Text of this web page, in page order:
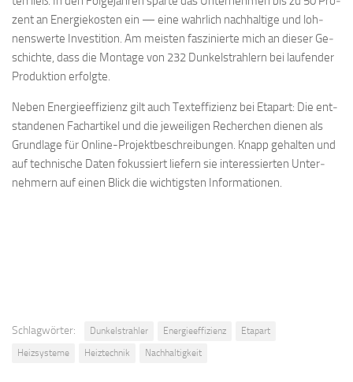
zent an En­er­gie­kos­ten ein — eine wahr­lich nach­hal­ti­ge und loh­
nens­wer­te In­ves­ti­ti­on. Am meis­ten fas­zi­nier­te mich an die­ser Ge­
schich­te, dass die Mon­ta­ge von 232 Dun­kel­strah­lern bei lau­fen­der
Pro­duk­ti­on erfolgte.
Ne­ben En­er­gie­ef­fi­zi­enz gilt auch Text­ef­fi­zi­enz bei Eta­part: Die ent­
stan­de­nen Fach­ar­ti­kel und die je­wei­li­gen Re­cher­chen die­nen als
Grund­la­ge für On­line-Pro­jekt­be­schrei­bun­gen. Knapp ge­hal­ten und
auf tech­ni­sche Da­ten fo­kus­siert lie­fern sie in­ter­es­sier­ten Un­ter­
neh­mern auf ei­nen Blick die wich­tigs­ten Informationen.
Schlagwörter: Dunkelstrahler Energieeffizienz
Etapart
Heizsysteme
Heiztechnik Nachhaltigkeit